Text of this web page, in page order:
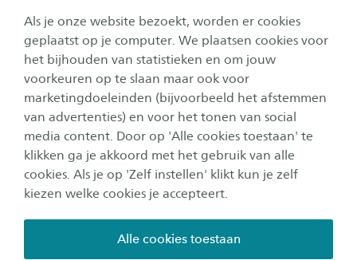
Als je onze website bezoekt, worden er cookies
geplaatst op je computer. We plaatsen cookies voor
het bijhouden van statistieken en om jouw
voorkeuren op te slaan maar ook voor
marketingdoeleinden (bijvoorbeeld het afstemmen
van advertenties) en voor het tonen van social
media content. Door op 'Alle cookies toestaan' te
klikken ga je akkoord met het gebruik van alle
cookies. Als je op 'Zelf instellen' klikt kun je zelf
kiezen welke cookies je accepteert.
Alle cookies toestaan
tonen
tonen
Onderwijs
Niels verdient studiepunten
door een elektrische motor te
bouwen
15 augustus 2019 Leestijd: Minuten
Een jaar lang aan batterijen en een motor